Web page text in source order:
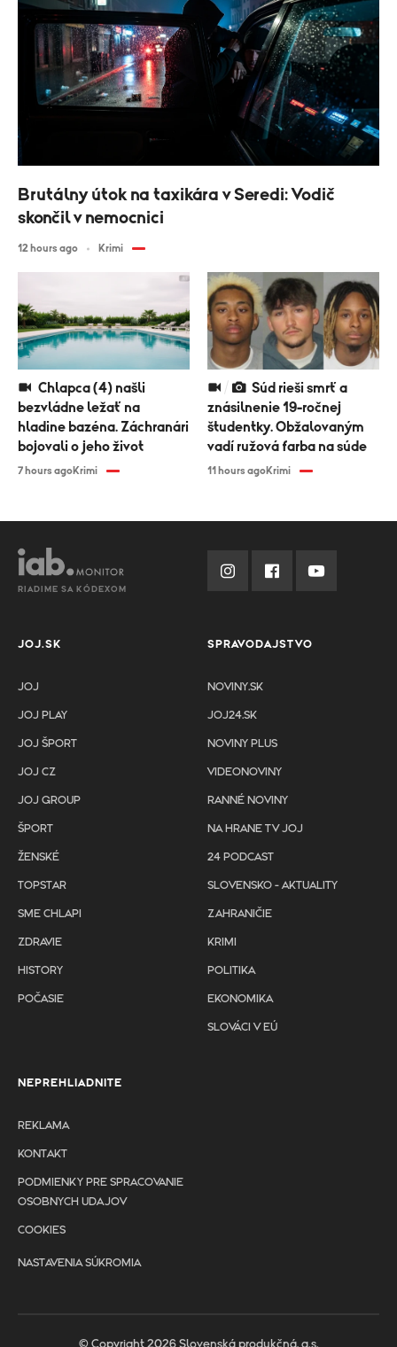
bezvládne ležať na
hladine bazéna. Záchranári
bojovali o jeho život
7 hours agoKrimi
znásilnenie 19-ročnej
študentky. Obžalovaným
vadí ružová farba na súde
11 hours agoKrimi
Brutálny útok na taxikára v Seredi: Vodič
skončil v nemocnici
12 hours ago Krimi
RIADIME SA KÓDEXOM
JOJ.SK
JOJ
JOJ PLAY
JOJ ŠPORT
JOJ CZ
JOJ GROUP
ŠPORT
ŽENSKÉ
TOPSTAR
SME CHLAPI
ZDRAVIE
HISTORY
POČASIE
SPRAVODAJSTVO
NOVINY.SK
JOJ24.SK
NOVINY PLUS
VIDEONOVINY
RANNÉ NOVINY
NA HRANE TV JOJ
24 PODCAST
SLOVENSKO - AKTUALITY
ZAHRANIČIE
KRIMI
POLITIKA
EKONOMIKA
SLOVÁCI V EÚ
NEPREHLIADNITE
REKLAMA
KONTAKT
PODMIENKY PRE SPRACOVANIE
OSOBNYCH UDAJOV
COOKIES
NASTAVENIA SÚKROMIA
© Copyright 2026 Slovenská produkčná, a.s.